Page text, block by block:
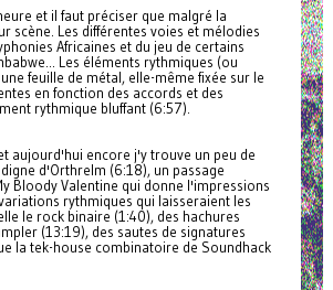
et il faut préciser que malgré la
scène. Les différentes voies et mélodies
Africaines et du jeu de certains
Les éléments rythmiques (ou
feuille de métal, elle-même fixée sur le
en fonction des accords et des
rythmique bluffant (6:57).
aujourd'hui encore j'y trouve un peu de
d'Orthrelm (6:18), un passage
Bloody Valentine qui donne l'impressions
rythmiques qui laisseraient les
le rock binaire (1:40), des hachures
(13:19), des sautes de signatures
la tek-house combinatoire de Soundhack